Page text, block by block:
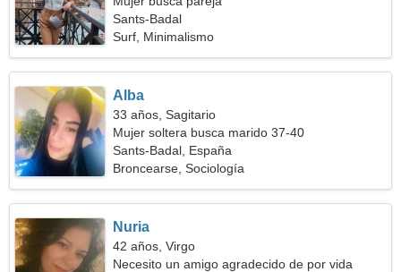
Sants-Badal
Surf, Minimalismo
Alba
33 años, Sagitario
Mujer soltera busca marido 37-40
Sants-Badal, España
Broncearse, Sociología
Nuria
42 años, Virgo
Necesito un amigo agradecido de por vida